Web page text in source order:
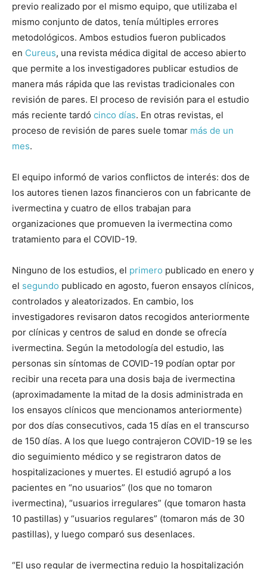
previo realizado por el mismo equipo, que utilizaba el
mismo conjunto de datos, tenía múltiples errores
metodológicos. Ambos estudios fueron publicados
en Cureus, una revista médica digital de acceso abierto
que permite a los investigadores publicar estudios de
manera más rápida que las revistas tradicionales con
revisión de pares. El proceso de revisión para el estudio
más reciente tardó cinco días. En otras revistas, el
proceso de revisión de pares suele tomar más de un
mes.
El equipo informó de varios conflictos de interés: dos de
los autores tienen lazos financieros con un fabricante de
ivermectina y cuatro de ellos trabajan para
organizaciones que promueven la ivermectina como
tratamiento para el COVID-19.
Ninguno de los estudios, el primero publicado en enero y
el segundo publicado en agosto, fueron ensayos clínicos,
controlados y aleatorizados. En cambio, los
investigadores revisaron datos recogidos anteriormente
por clínicas y centros de salud en donde se ofrecía
ivermectina. Según la metodología del estudio, las
personas sin síntomas de COVID-19 podían optar por
recibir una receta para una dosis baja de ivermectina
(aproximadamente la mitad de la dosis administrada en
los ensayos clínicos que mencionamos anteriormente)
por dos días consecutivos, cada 15 días en el transcurso
de 150 días. A los que luego contrajeron COVID-19 se les
dio seguimiento médico y se registraron datos de
hospitalizaciones y muertes. El estudió agrupó a los
pacientes en “no usuarios” (los que no tomaron
ivermectina), “usuarios irregulares” (que tomaron hasta
10 pastillas) y “usuarios regulares” (tomaron más de 30
pastillas), y luego comparó sus desenlaces.
“El uso regular de ivermectina redujo la hospitalización